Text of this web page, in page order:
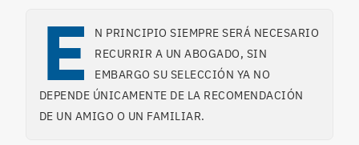
E
N PRINCIPIO SIEMPRE SERÁ NECESARIO
RECURRIR A UN ABOGADO, SIN
EMBARGO SU SELECCIÓN YA NO
DEPENDE ÚNICAMENTE DE LA RECOMENDACIÓN
DE UN AMIGO O UN FAMILIAR.